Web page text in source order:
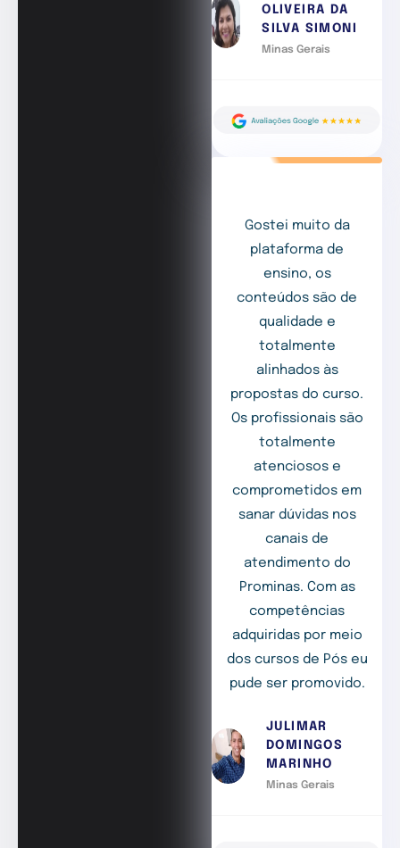
OLIVEIRA DA
SILVA SIMONI
Minas Gerais
Gostei muito da
plataforma de
ensino, os
conteúdos são de
qualidade e
totalmente
alinhados às
propostas do curso.
Os profissionais são
totalmente
atenciosos e
comprometidos em
sanar dúvidas nos
canais de
atendimento do
Prominas. Com as
competências
adquiridas por meio
dos cursos de Pós eu
pude ser promovido.
JULIMAR
DOMINGOS
MARINHO
Minas Gerais